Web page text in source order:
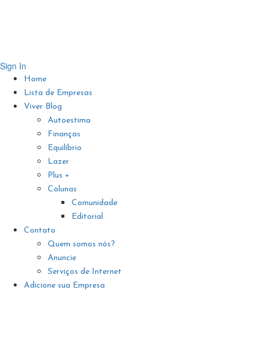
Sign In
Home
Lista de Empresas
Viver Blog
Autoestima
Finanças
Equilíbrio
Lazer
Plus +
Colunas
Comunidade
Editorial
Contato
Quem somos nós?
Anuncie
Serviços de Internet
Adicione sua Empresa